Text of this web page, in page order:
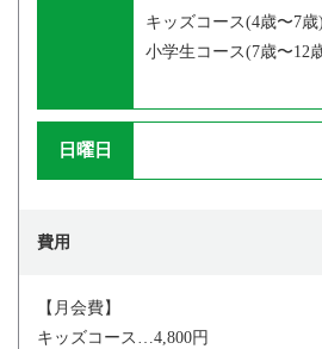
キッズコース(4歳〜7
小学生コース(7歳〜12
日曜日
費用
【月会費】
キッズコース…4,800円